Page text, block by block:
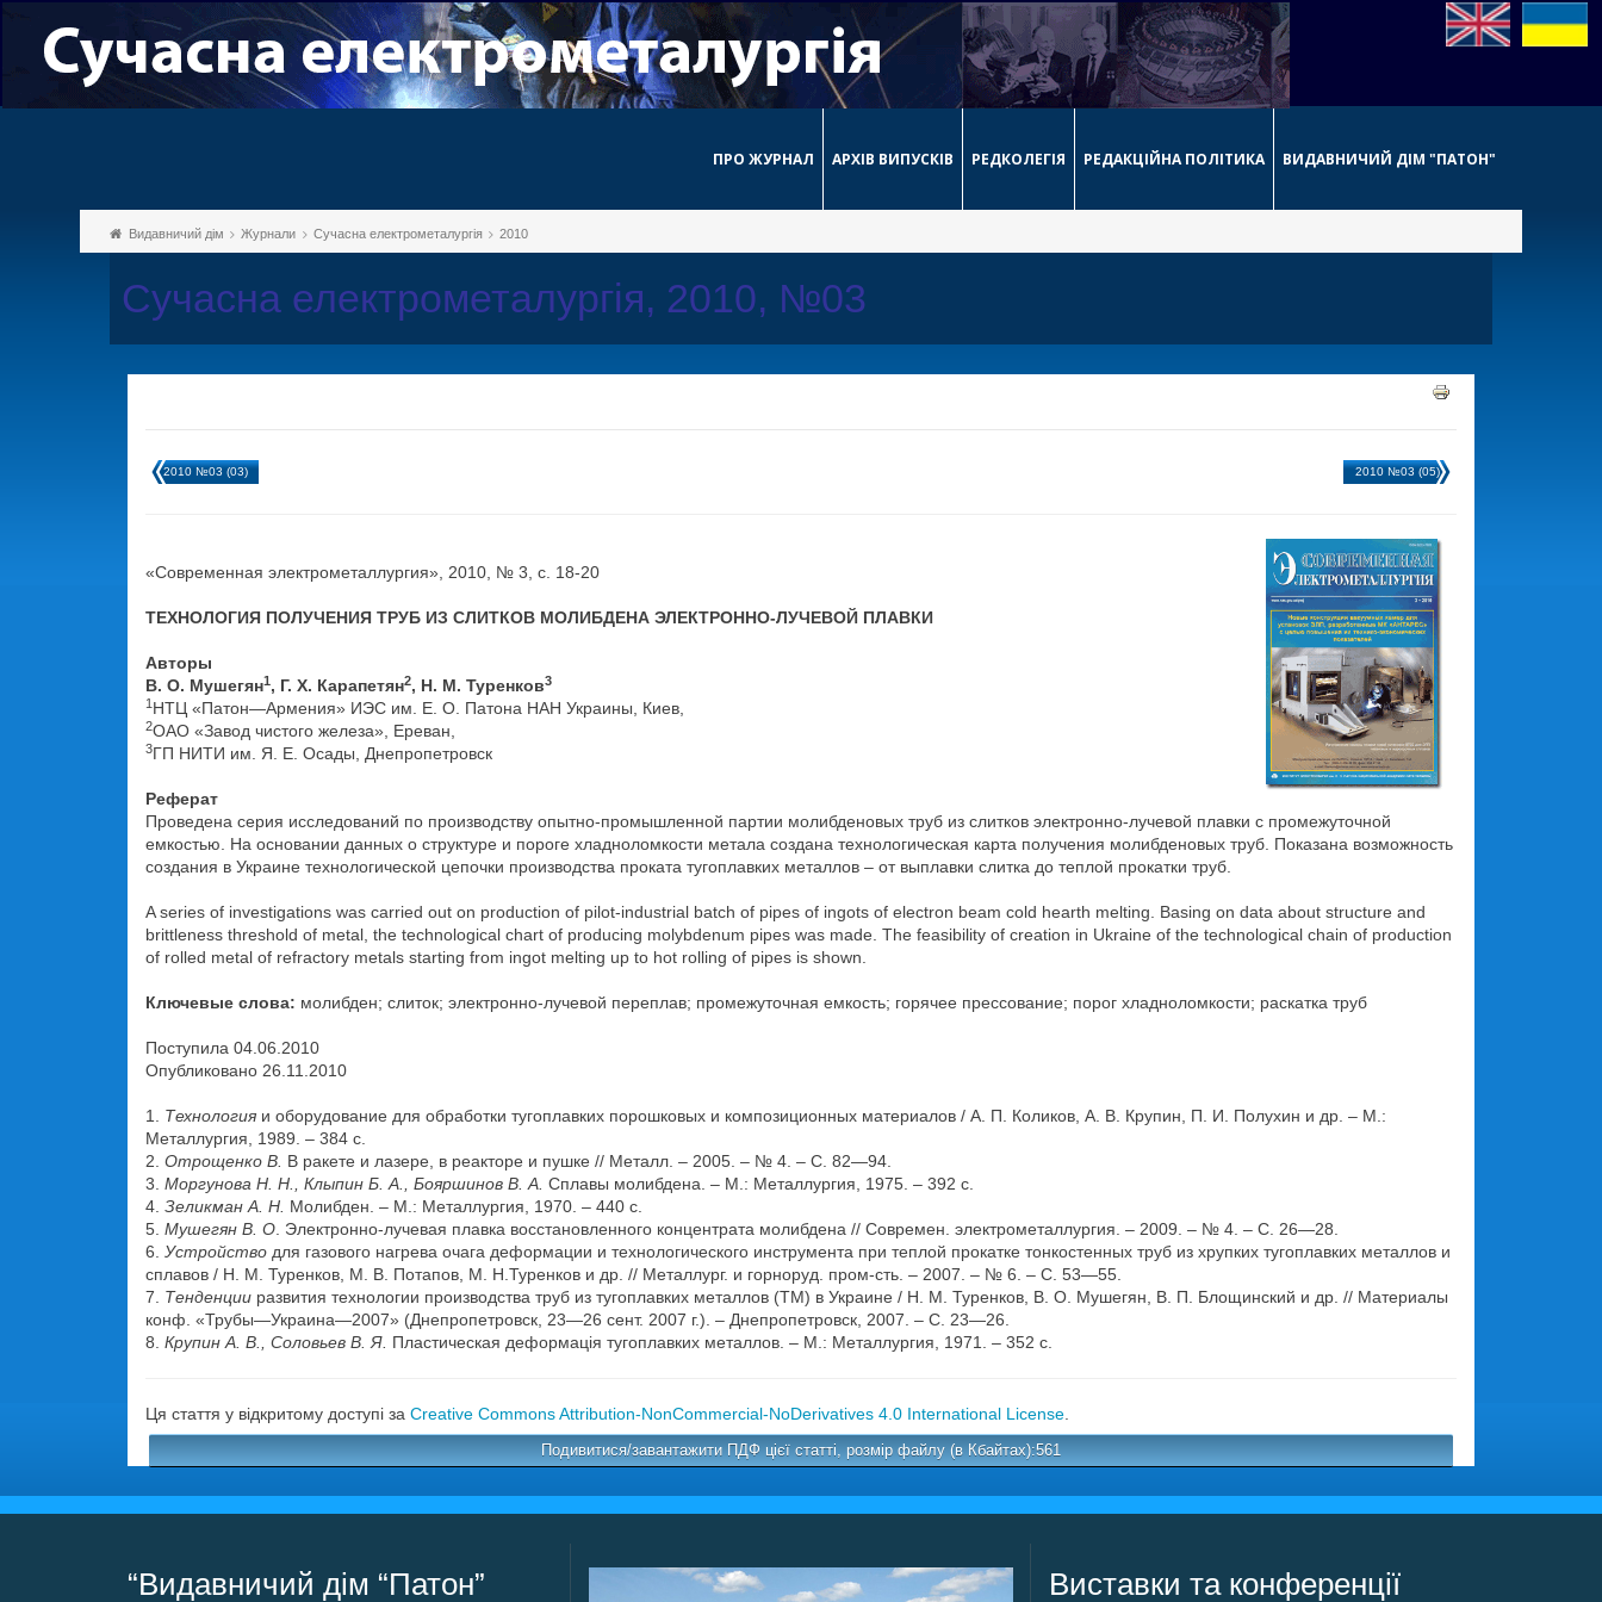
ПРО ЖУРНАЛ АРХІВ ВИПУСКІВ РЕДКОЛЕГІЯ РЕДАКЦІЙНА ПОЛІТИКА ВИДАВНИЧИЙ ДІМ "ПАТОН"
Видавничий дім Журнали Сучасна електрометалургія 2010
Сучасна електрометалургія, 2010, №03
2010 №03 (03) 2010 №03 (05)
«Современная электрометаллургия», 2010, № 3, с. 18-20
ТЕХНОЛОГИЯ ПОЛУЧЕНИЯ ТРУБ ИЗ СЛИТКОВ МОЛИБДЕНА ЭЛЕКТРОННО-ЛУЧЕВОЙ ПЛАВКИ
Авторы
В. О. Мушегян1, Г. Х. Карапетян2, Н. М. Туренков3
1 НТЦ «Патон—Армения» ИЭС им. Е. О. Патона НАН Украины, Киев,
2ОАО «Завод чистого железа», Ереван,
3ГП НИТИ им. Я. Е. Осады, Днепропетровск
Реферат
Проведена серия исследований по производству опытно-промышленной партии молибденовых труб из слитков электронно-лучевой плавки с промежуточной
емкостью. На основании данных о структуре и пороге хладноломкости метала создана технологическая карта получения молибденовых труб. Показана возможность
создания в Украине технологической цепочки производства проката тугоплавких металлов – от выплавки слитка до теплой прокатки труб.
A series of investigations was carried out on production of pilot-industrial batch of pipes of ingots of electron beam cold hearth melting. Basing on data about structure and
brittleness threshold of metal, the technological chart of producing molybdenum pipes was made. The feasibility of creation in Ukraine of the technological chain of production
of rolled metal of refractory metals starting from ingot melting up to hot rolling of pipes is shown.
Ключевые слова: молибден; слиток; электронно-лучевой переплав; промежуточная емкость; горячее прессование; порог хладноломкости; раскатка труб
Поступила 04.06.2010
Опубликовано 26.11.2010
1. Технология и оборудование для обработки тугоплавких порошковых и композиционных материалов / А. П. Коликов, А. В. Крупин, П. И. Полухин и др. – М.:
Металлургия, 1989. – 384 с.
2. Отрощенко В. В ракете и лазере, в реакторе и пушке // Металл. – 2005. – № 4. – С. 82—94.
3. Моргунова Н. Н., Клыпин Б. А., Бояршинов В. А. Сплавы молибдена. – М.: Металлургия, 1975. – 392 с.
4. Зеликман А. Н. Молибден. – М.: Металлургия, 1970. – 440 с.
5. Мушегян В. О . Электронно-лучевая плавка восстановленного концентрата молибдена // Современ. электрометаллургия. – 2009. – № 4. – С. 26—28.
6. Устройство для газового нагрева очага деформации и технологического инструмента при теплой прокатке тонкостенных труб из хрупких тугоплавких металлов и
сплавов / Н. М. Туренков, М. В. Потапов, М. Н.Туренков и др. // Металлург. и горноруд. пром-сть. – 2007. – № 6. – С. 53—55.
7. Тенденции развития технологии производства труб из тугоплавких металлов (ТМ) в Украине / Н. М. Туренков, В. О. Мушегян, В. П. Блощинский и др. // Материалы
конф. «Трубы—Украина—2007» (Днепропетровск, 23—26 сент. 2007 г.). – Днепропетровск, 2007. – С. 23—26.
8. Крупин А. В., Соловьев В. Я. Пластическая деформація тугоплавких металлов. – М.: Металлургия, 1971. – 352 с.
Ця стаття у відкритому доступі за Creative Commons Attribution-NonCommercial-NoDerivatives 4.0 International License
Подивитися/завантажити ПДФ цієї статті, розмір файлу (в Кбайтах):561
“Видавничий дім “Патон”
Виставки та конференції